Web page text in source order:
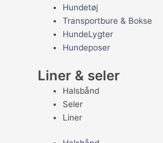
Hundetøj
Transportbure & Bokse
HundeLygter
Hundeposer
Liner & seler
Halsbånd
Seler
Liner